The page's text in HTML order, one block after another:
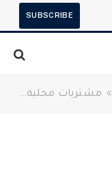
SUBSCRIBE
» مشتريات محلية تقود صعود البورصة في بداية تداولات اليوم الثلاثاء